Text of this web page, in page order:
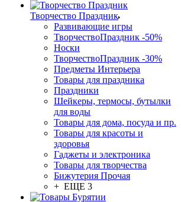
Творчество Праздник
Развивающие игры
ТворчествоПраздник -50%
Носки
ТворчествоПраздник -30%
Предметы Интерьера
Товары для праздника
Праздники
Шейкеры, термосы, бутылки
для воды
Товары для дома, посуда и пр.
Товары для красоты и
здоровья
Гаджеты и электроника
Товары для творчества
Бижутерия Прочая
+ ЕЩЕ 3